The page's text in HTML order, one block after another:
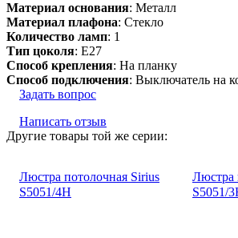
Материал основания: Металл
Материал плафона: Стекло
Количество ламп: 1
Тип цоколя: E27
Способ крепления: На планку
Способ подключения: Выключатель на
Задать вопрос
Написать отзыв
Другие товары той же серии:
Люстра потолочная Sirius
S5051/4H
Люстра
S5051/